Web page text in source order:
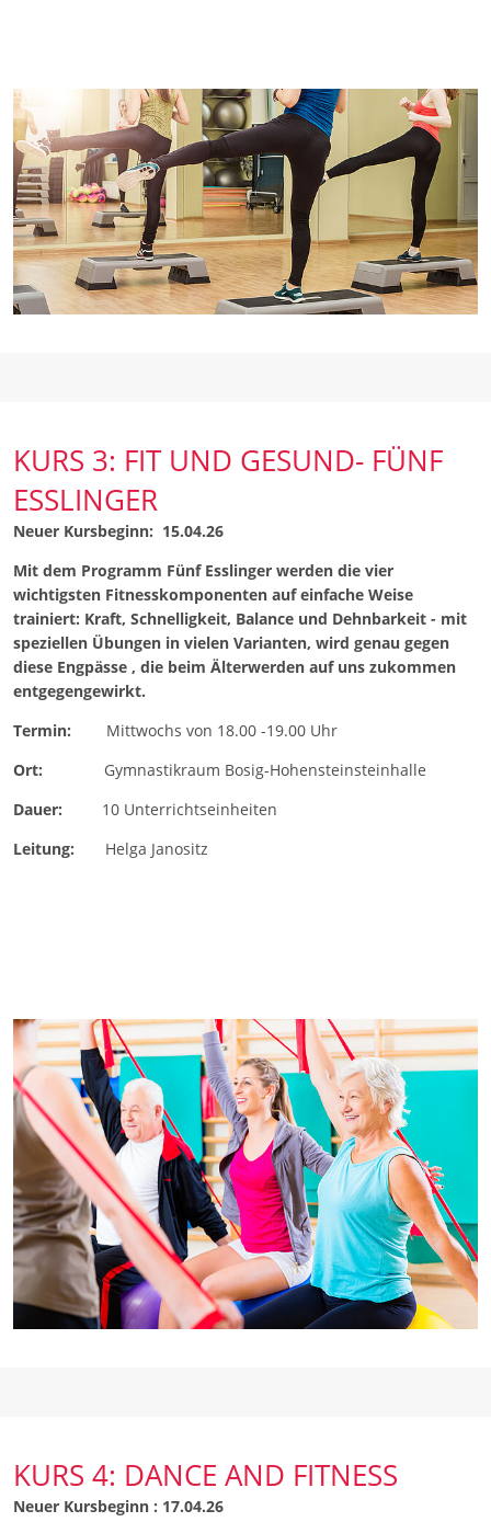
KURS 3: FIT UND GESUND- FÜNF
ESSLINGER
Neuer Kursbeginn: 15.04.26
Mit dem Programm Fünf Esslinger werden die vier
wichtigsten Fitnesskomponenten auf einfache Weise
trainiert: Kraft, Schnelligkeit, Balance und Dehnbarkeit - mit
speziellen Übungen in vielen Varianten, wird genau gegen
diese Engpässe , die beim Älterwerden auf uns zukommen
entgegengewirkt.
Termin: Mittwochs von 18.00 -19.00 Uhr
Ort: Gymnastikraum Bosig-Hohensteinsteinhalle
Dauer: 10 Unterrichtseinheiten
Leitung: Helga Janositz
KURS 4: DANCE AND FITNESS
Neuer Kursbeginn : 17.04.26